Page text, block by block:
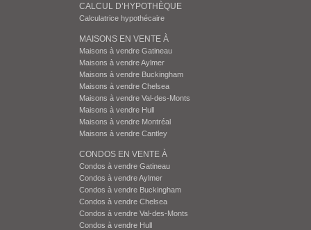
CALCUL D’HYPOTHÈQUE
Calculatrice hypothécaire
MAISONS EN VENTE À
Maisons à vendre Gatineau
Maisons à vendre Aylmer
Maisons à vendre Buckingham
Maisons à vendre Chelsea
Maisons à vendre Val-des-Monts
Maisons à vendre Hull
Maisons à vendre Montréal
Maisons à vendre Cantley
CONDOS EN VENTE À
Condos à vendre Gatineau
Condos à vendre Aylmer
Condos à vendre Buckingham
Condos à vendre Chelsea
Condos à vendre Val-des-Monts
Condos à vendre Hull